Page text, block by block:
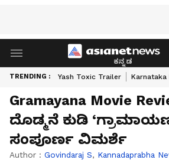
ಕನ್ನಡ
TRENDING : Yash Toxic Trailer
Gramayana Movie
ದೊಡ್ಮನೆ ಕುಡಿ
ಸಂಪೂರ್ಣ ವಿಮರ್ಶೆ
Author : Govindaraj S, Kannadaprabha